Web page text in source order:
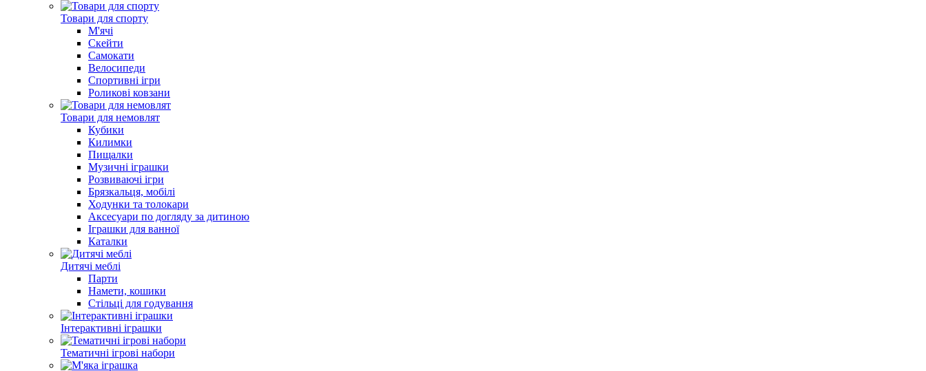
Товари для спорту
М'ячі
Скейти
Самокати
Велосипеди
Спортивні ігри
Роликові ковзани
Товари для немовлят
Кубики
Килимки
Пищалки
Музичні іграшки
Розвиваючі ігри
Брязкальця, мобілі
Ходунки та толокари
Аксесуари по догляду за дитиною
Іграшки для ванної
Каталки
Дитячі меблі
Парти
Намети, кошики
Стільці для годування
Інтерактивні іграшки
Тематичні ігрові набори